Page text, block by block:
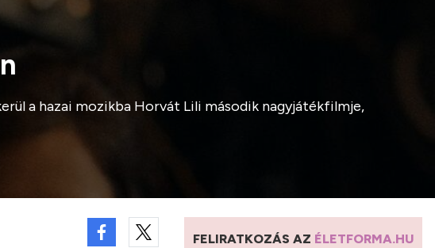
a hazai mozikba Horvát Lili második nagyjátékfilmje,
FELIRATKOZÁS AZ ÉLETFORMA.HU